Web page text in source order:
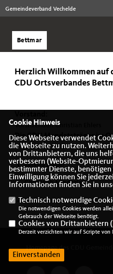
Gemeindeverband Vechelde
Bettmar
Herzlich Willkommen auf
CDU Ortsverbandes
Vorsitzender: Christian Ehlers
Die CDU Mandatsträger im
Christian Ehlers
Kerstin Jasper
Christoph Minderlein
Maik Wiedemann
Homepage des CDU
Cookie Hinweis
Diese Webseite verwendet
die Webseite zu nutzen.
von Drittanbietern, die uns
verbessern (Website-
bestimmter Dienste,
Einwilligung können Sie
Informationen finden Sie in
Technisch notwendige
Die notwendigen Cookies werden
Gebrauch der Webseite benötigt.
Cookies von Drittanbietern (
Derzeit verzichten wir auf Scripte
Einverstanden